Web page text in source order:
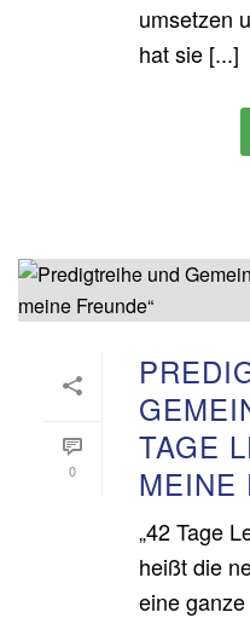
umsetzen
hat sie [...]
0
TAGE
MEINE
„42 Tage
heißt die
eine